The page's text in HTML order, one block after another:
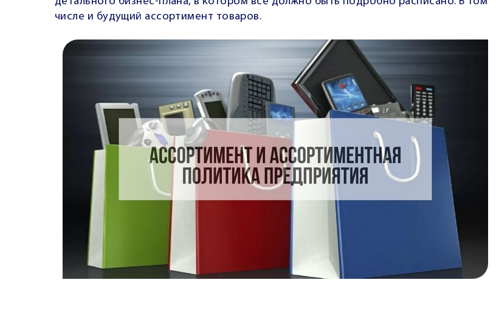
числе и будущий ассортимент товаров.